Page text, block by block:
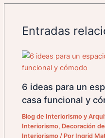
Entradas
6 ideas para un
casa funcional y
Blog de Interiorismo y
Interiorismo, Decoración
Interiorismo / Por Ingrid